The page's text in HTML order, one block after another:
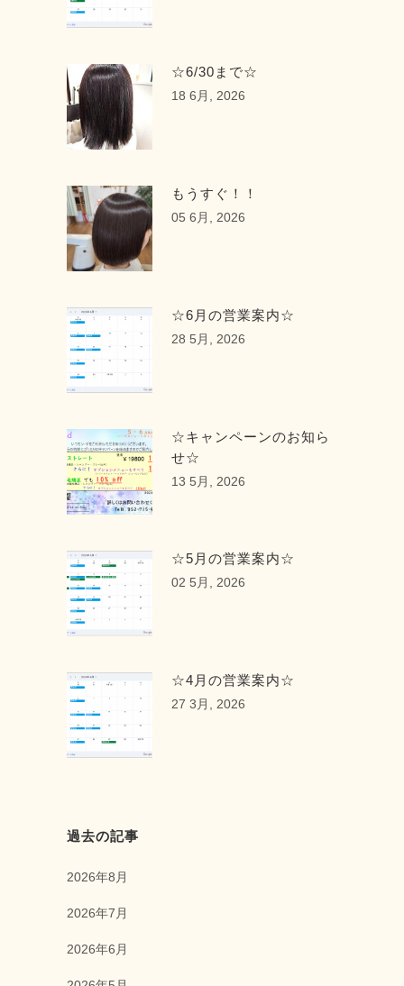
☆6/30まで☆
18 6月, 2026
もうすぐ！！
05 6月, 2026
☆6月の営業案内☆
28 5月, 2026
☆キャンペーンのお知ら
せ☆
13 5月, 2026
☆5月の営業案内☆
02 5月, 2026
☆4月の営業案内☆
27 3月, 2026
過去の記事
2026年8月
2026年7月
2026年6月